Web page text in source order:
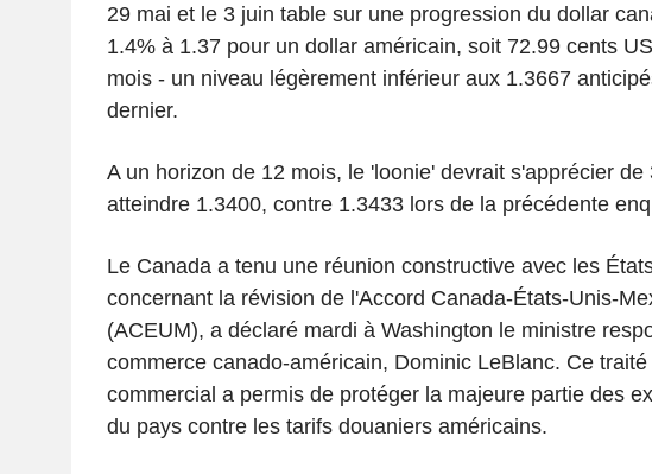
29 mai et le 3 juin table sur une progression du dollar
1.4% à 1.37 pour un dollar américain, soit 72.99 cents
mois - un niveau légèrement inférieur aux 1.3667
dernier.
A un horizon de 12 mois, le 'loonie' devrait s'apprécier de
atteindre 1.3400, contre 1.3433 lors de la précédente
Le Canada a tenu une réunion constructive avec les
concernant la révision de l'Accord Canada-États-Unis-
(ACEUM), a déclaré mardi à Washington le ministre
commerce canado-américain, Dominic LeBlanc. Ce traité
commercial a permis de protéger la majeure partie des
du pays contre les tarifs douaniers américains.